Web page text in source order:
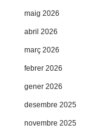
maig 2026
abril 2026
març 2026
febrer 2026
gener 2026
desembre 2025
novembre 2025